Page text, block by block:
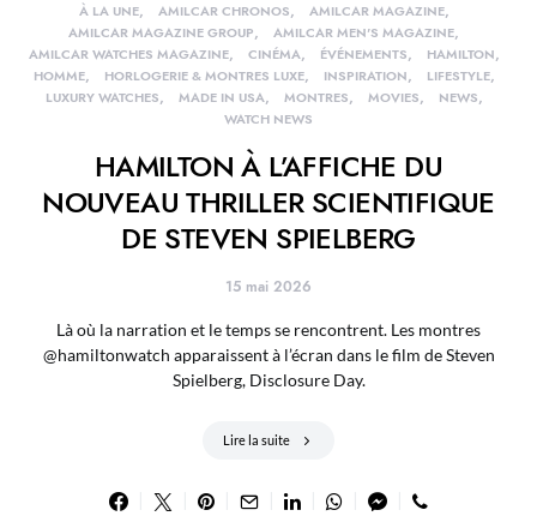
À LA UNE AMILCAR CHRONOS
AMILCAR MAGAZINE
AMILCAR MAGAZINE GROUP
AMILCAR MEN'S MAGAZINE
AMILCAR WATCHES MAGAZINE
CINÉMA ÉVÉNEMENTS
HAMILTON
HOMME
HORLOGERIE & MONTRES LUXE INSPIRATION
LIFESTYLE
LUXURY WATCHES
MADE IN USA MONTRES MOVIES
NEWS
WATCH NEWS
HAMILTON À L’AFFICHE DU
NOUVEAU THRILLER SCIENTIFIQUE
DE STEVEN SPIELBERG
15 mai 2026
Là où la narration et le temps se rencontrent. Les montres
@hamiltonwatch apparaissent à l’écran dans le film de Steven
Spielberg, Disclosure Day.
Lire la suite